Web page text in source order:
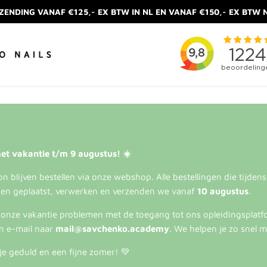
VANAF €125,- EX BTW IN NL EN VANAF €150,- EX BTW
vakantie t/m 9 augustus! ☀️
blijven bestellen via onze webshop. Alle bestellingen die
geplaatst, verwerken en verzenden we vanaf 10 augustus.
vakantie problemen met de toegang tot ons
e-mail naar mail@savchenko.academy. We helpen je zo snel
geduld en een fijne zomer! 💚